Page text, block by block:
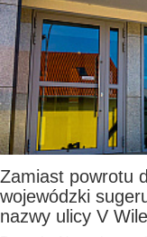
Zamiast powrotu
wojewódzki
nazwy ulicy V